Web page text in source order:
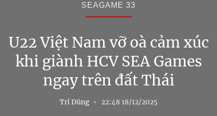
SEAGAME 33
U22 Việt Nam vỡ oà cảm xúc
khi giành HCV SEA Games
ngay trên đất Thái
Trí Dũng 22:48 18/12/2025